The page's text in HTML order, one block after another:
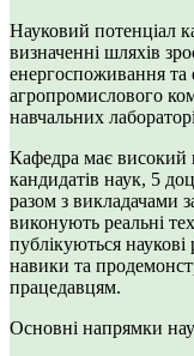
Науковий потенціал
визначенні шляхів
енергоспоживання та
агропромислового
навчальних
Кафедра має високий
кандидатів наук, 5
разом з викладачами
виконують реальні
публікуються
навики та
працедавцям.
Основні напрямки